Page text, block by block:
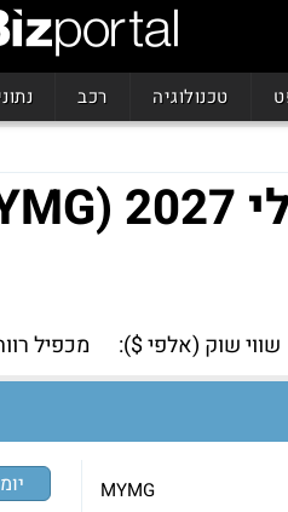
טכנולוגיה רכב
שווי שוק (אלפי $): מכפיל
MYMG